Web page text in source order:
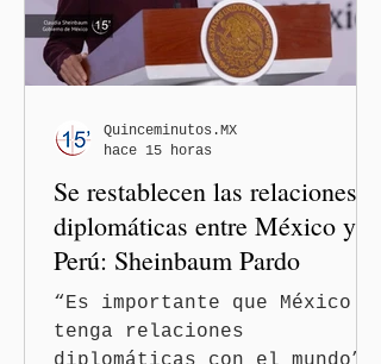
Se restablecen las relaciones
diplomáticas entre México y
Perú: Sheinbaum Pardo
“Es importante que México
tenga relaciones
Quinceminutos.MX
hace 15 horas